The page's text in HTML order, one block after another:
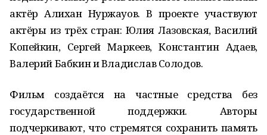
актёр Алихан Нуржауов. В проекте участвуют
актёры из трёх стран: Юлия Лазовская, Василий
Копейкин, Сергей Маркеев, Константин Адаев,
Валерий Бабкин и Владислав Солодов.
Фильм создаётся на частные средства без
государственной поддержки. Авторы
подчеркивают, что стремятся сохранить память